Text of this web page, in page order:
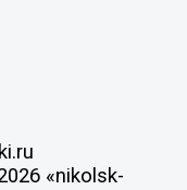
«nikolsk-